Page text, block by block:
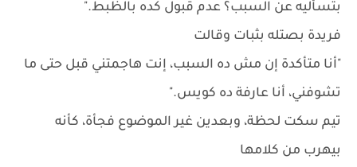
بتسأليه عن السبب؟ عدم قبول كده بالظبط."
فريدة بصتله بثبات وقالت
"أنا متأكدة إن مش ده السبب، إنت هاجمتني قبل حتى ما
تشوفني، أنا عارفة ده كويس."
تيم سكت لحظة، وبعدين غير الموضوع فجأة، كأنه
بيهرب من كلامها